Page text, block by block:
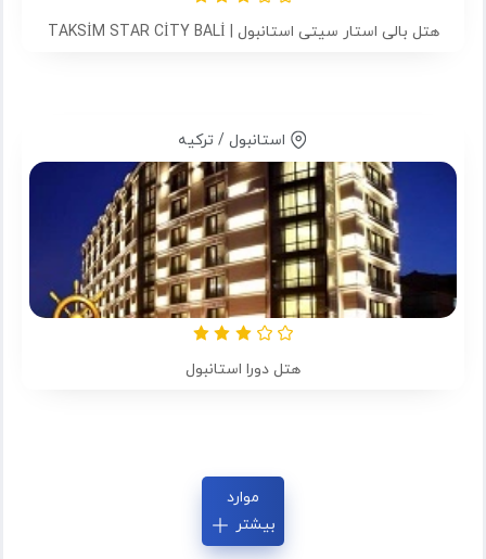
هتل بالی استار سیتی استانبول | TAKSİM STAR CİTY BALİ
استانبول / ترکیه
هتل دورا استانبول
موارد
بیشتر